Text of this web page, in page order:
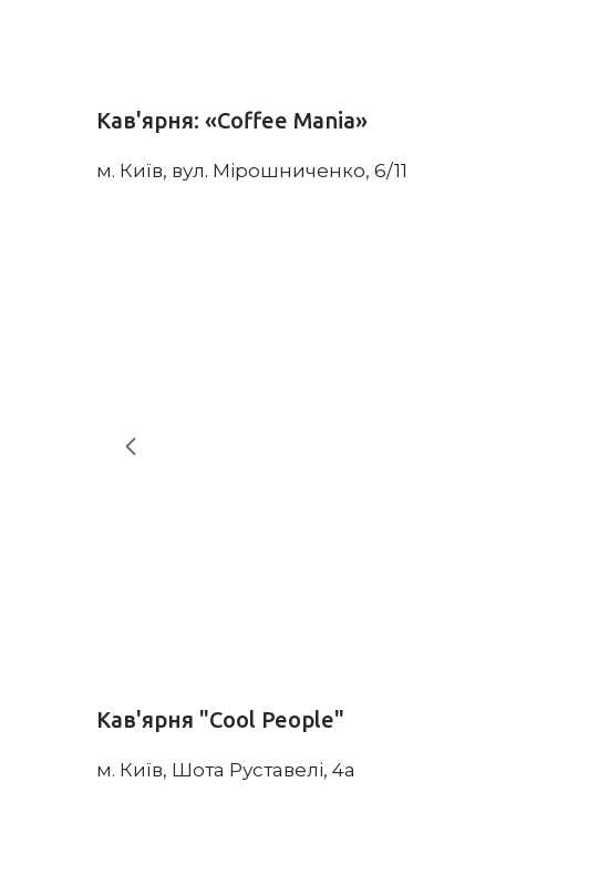
Кав'ярня: «Coffee Mania»
м. Київ, вул. Мірошниченко, 6/11
Кав'ярня "Cool People"
м. Київ, Шота Руставелі, 4а